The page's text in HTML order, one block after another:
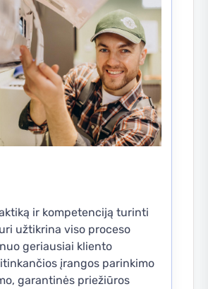
ir kompetenciją turinti
užtikrina viso proceso
geriausiai kliento
įrangos parinkimo
garantinės priežiūros